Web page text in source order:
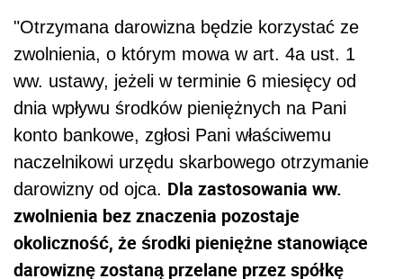
"Otrzymana darowizna będzie korzystać ze
zwolnienia, o którym mowa w art. 4a ust. 1
ww. ustawy, jeżeli w terminie 6 miesięcy od
dnia wpływu środków pieniężnych na Pani
konto bankowe, zgłosi Pani właściwemu
naczelnikowi urzędu skarbowego otrzymanie
darowizny od ojca. Dla zastosowania ww.
zwolnienia bez znaczenia pozostaje
okoliczność, że środki pieniężne stanowiące
darowiznę zostaną przelane przez spółkę